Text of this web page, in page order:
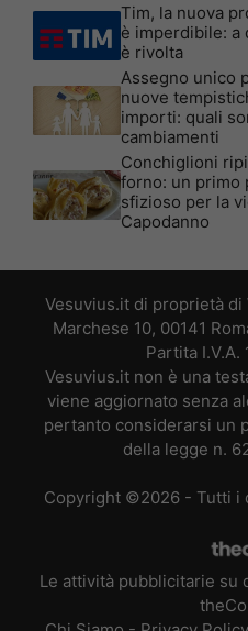
Tim, la nuova
è imperdibile: a
è rivolta
Assegno unico
nuove
importi: quali
cambiamenti
Conchiglioni
forno: un primo
sfizioso per la
Capodanno
Vesuvius.it di proprietà di
Marchese 10, 00141
Partita I.V.A.
Vesuvius.it non è una
viene aggiornato senza
pertanto considerarsi un
della legge n.
Copyright ©2026 - Tutti i
Le attività pubblicitarie su